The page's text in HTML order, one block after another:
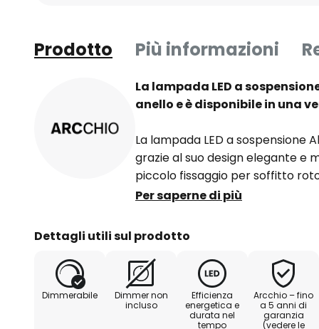
Prodotto Più informazioni
La lampada LED a
anello e è disponibile in una
La lampada LED a sospensione
grazie al suo design elegante e
piccolo fissaggio per soffitto
metallici sottili, ai quali è fissato
e si integra perfettamente in un
integrati sono potenti ed
e offrono un'ottima
che sopra il bancone della cucina.
Per saperne di più
Dettagli utili sul prodotto
Dimmerabile
Dimmer non
incluso
Efficienza
energetica e
durata nel
tempo
Arcchio – fino
a 5 anni di
garanzia
(vedere le